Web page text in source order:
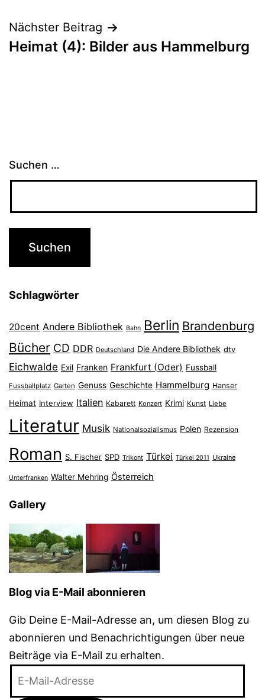
Nächster Beitrag
Heimat (4): Bilder aus Hammelburg
Suchen …
Schlagwörter
20cent Andere Bibliothek Bahn Berlin Brandenburg
Bücher CD DDR Deutschland Die Andere Bibliothek dtv
Eichwalde Exil Franken Frankfurt (Oder) Fussball
Fussballplatz Garten Genuss Geschichte Hammelburg Hanser
Heimat Interview Italien Kabarett Konzert Krimi Kunst Liebe
Literatur Musik Nationalsozialismus Polen Rezension
Roman S. Fischer SPD Trikont Türkei Türkei 2011 Ukraine
Unterfranken Walter Mehring Österreich
Gallery
Blog via E-Mail abonnieren
Gib Deine E-Mail-Adresse an, um diesen Blog zu
abonnieren und Benachrichtigungen über neue
Beiträge via E-Mail zu erhalten.